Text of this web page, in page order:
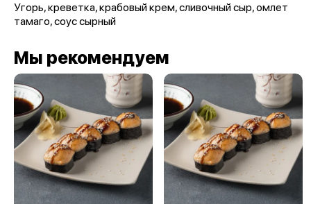
Угорь, креветка, крабовый крем, сливочный сыр, омлет
тамаго, соус сырный
Мы рекомендуем